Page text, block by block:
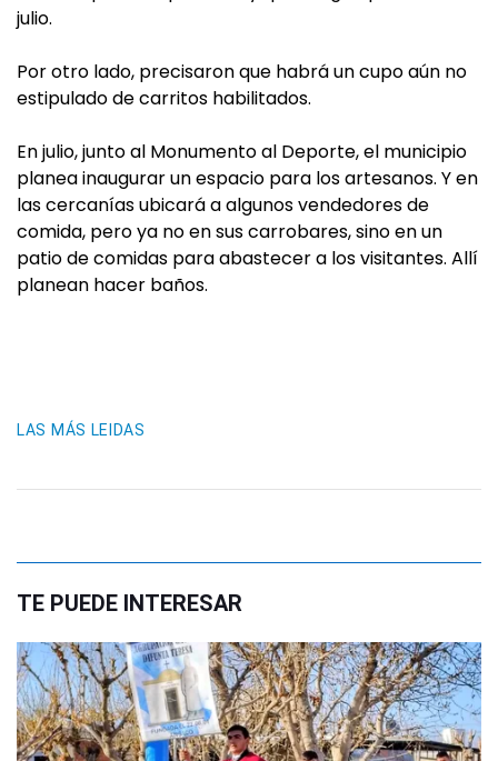
julio.
Por otro lado, precisaron que habrá un cupo aún no
estipulado de carritos habilitados.
En julio, junto al Monumento al Deporte, el municipio
planea inaugurar un espacio para los artesanos. Y en
las cercanías ubicará a algunos vendedores de
comida, pero ya no en sus carrobares, sino en un
patio de comidas para abastecer a los visitantes. Allí
planean hacer baños.
LAS MÁS LEIDAS
TE PUEDE INTERESAR